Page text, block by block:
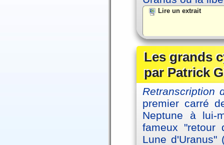
Lire un extrait
Les grands
par Patrick
Retranscription
premier carré
Neptune à lui-
fameux "retour
Lune d'Uranus"